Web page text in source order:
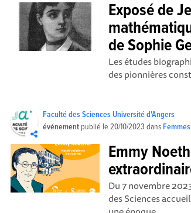
Exposé de
de Sophie
Les études
des pionnières
Faculté des Sciences Université d'Angers
événement publié le20/10/2023 dans
Emmy
Du 7 novembre
des Sciences